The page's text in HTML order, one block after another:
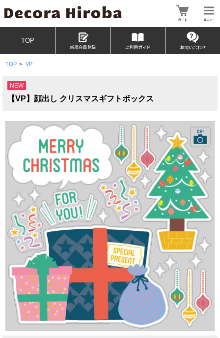
TOP
TOP > VP
NEW
【VP】顔出し クリスマスギフトボックス